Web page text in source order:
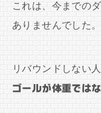
これは、今までの
ありませんでした。
リバウンドしない
ゴールが体重では